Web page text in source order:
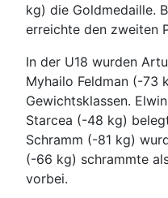
kg) die Goldmedaille.
erreichte den zweiten
In der U18 wurden
Myhailo Feldman (-73
Gewichtsklassen.
Starcea (-48 kg)
Schramm (-81 kg)
(-66 kg) schrammte
vorbei.